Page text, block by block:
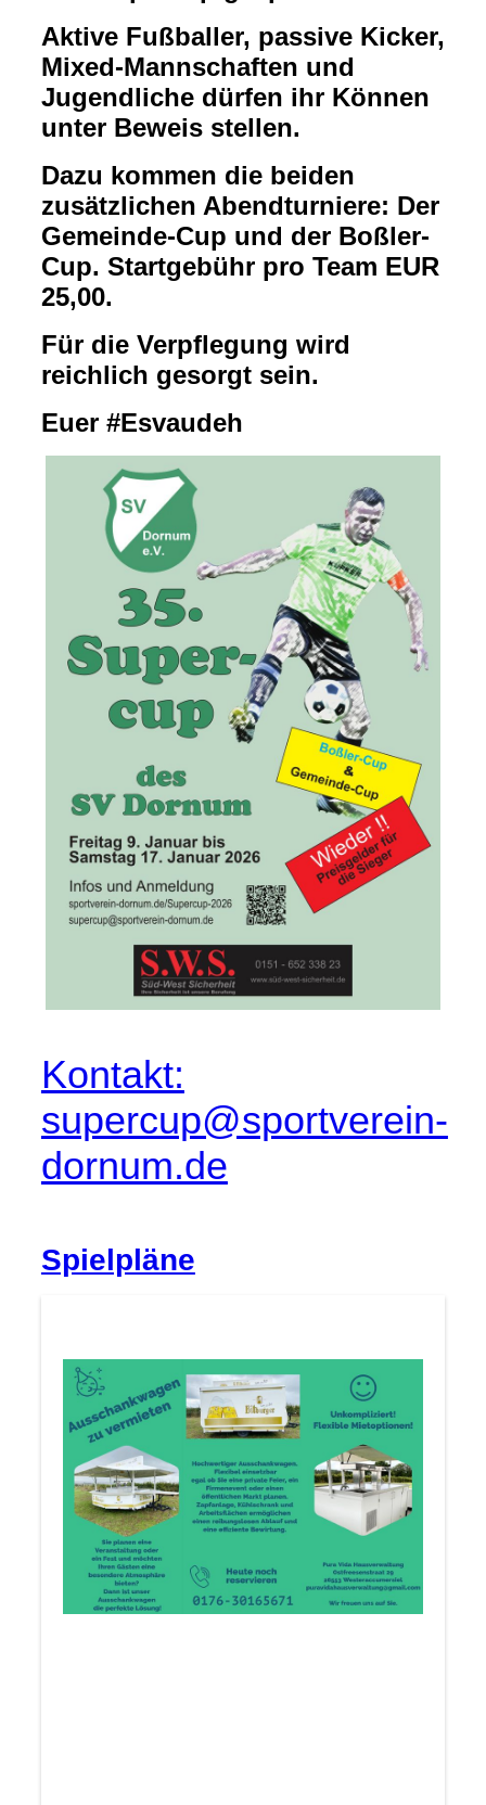
Aktive Fußballer, passive Kicker,
Mixed-Mannschaften und
Jugendliche dürfen ihr Können
unter Beweis stellen.
Dazu kommen die beiden
zusätzlichen Abendturniere: Der
Gemeinde-Cup und der Boßler-
Cup. Startgebühr pro Team EUR
25,00.
Für die Verpflegung wird
reichlich gesorgt sein.
Euer #Esvaudeh
Kontakt:
supercup@sportverein-
dornum.de
Spielpläne